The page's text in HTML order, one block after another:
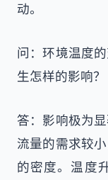
动。
问：环境温度
生怎样的影响？
答：影响极为
流量的需求较
的密度。温度